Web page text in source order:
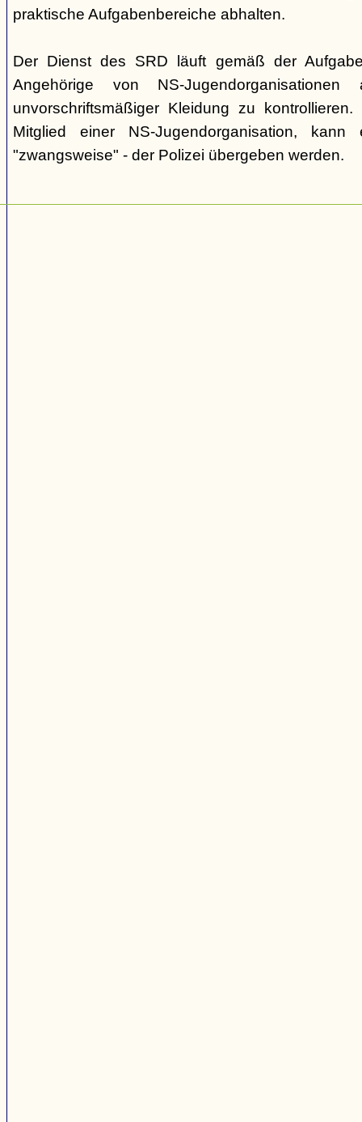
praktische Aufgabenbereiche abhalten.
Der Dienst des SRD läuft gemäß der
Angehörige von NS-
unvorschriftsmäßiger Kleidung zu
Mitglied einer NS-Jugendorganisation,
"zwangsweise" - der Polizei übergeben werden.